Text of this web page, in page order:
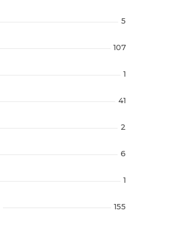
5
107
1
41
2
6
1
155